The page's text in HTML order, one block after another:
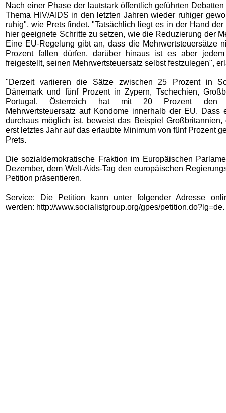
Nach einer Phase der lautstark öffentlich geführten
Thema HIV/AIDS in den letzten Jahren wieder ruhiger
ruhig", wie Prets findet. "Tatsächlich liegt es in der Hand
hier geeignete Schritte zu setzen, wie die Reduzierung der
Eine EU-Regelung gibt an, dass die Mehrwertsteuersätze
Prozent fallen dürfen, darüber hinaus ist es aber jedem
freigestellt, seinen Mehrwertsteuersatz selbst festzulegen",
"Derzeit variieren die Sätze zwischen 25 Prozent in
Dänemark und fünf Prozent in Zypern, Tschechien,
Portugal. Österreich hat mit 20 Prozent den
Mehrwertsteuersatz auf Kondome innerhalb der EU. Dass
durchaus möglich ist, beweist das Beispiel
erst letztes Jahr auf das erlaubte Minimum von fünf Prozent
Prets.
Die sozialdemokratische Fraktion im Europäischen
Dezember, dem Welt-Aids-Tag den europäischen
Petition präsentieren.
Service: Die Petition kann unter folgender Adresse
werden: http://www.socialistgroup.org/gpes/petition.do?lg=de.